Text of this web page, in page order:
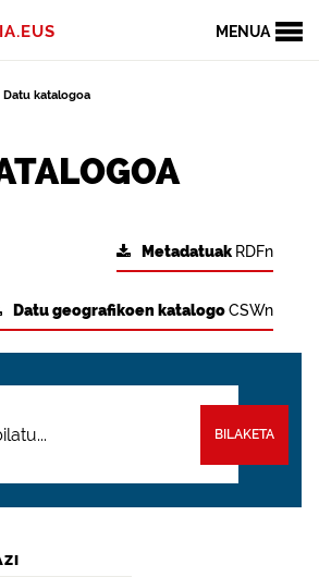
MENUA
Datu katalogoa
Metadatuak RDFn
Datu geografikoen katalogoCSWn
BILAKETA